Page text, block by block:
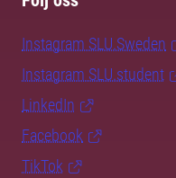
Instagram SLU.Sweden
Instagram SLU.student
LinkedIn
Facebook
TikTok